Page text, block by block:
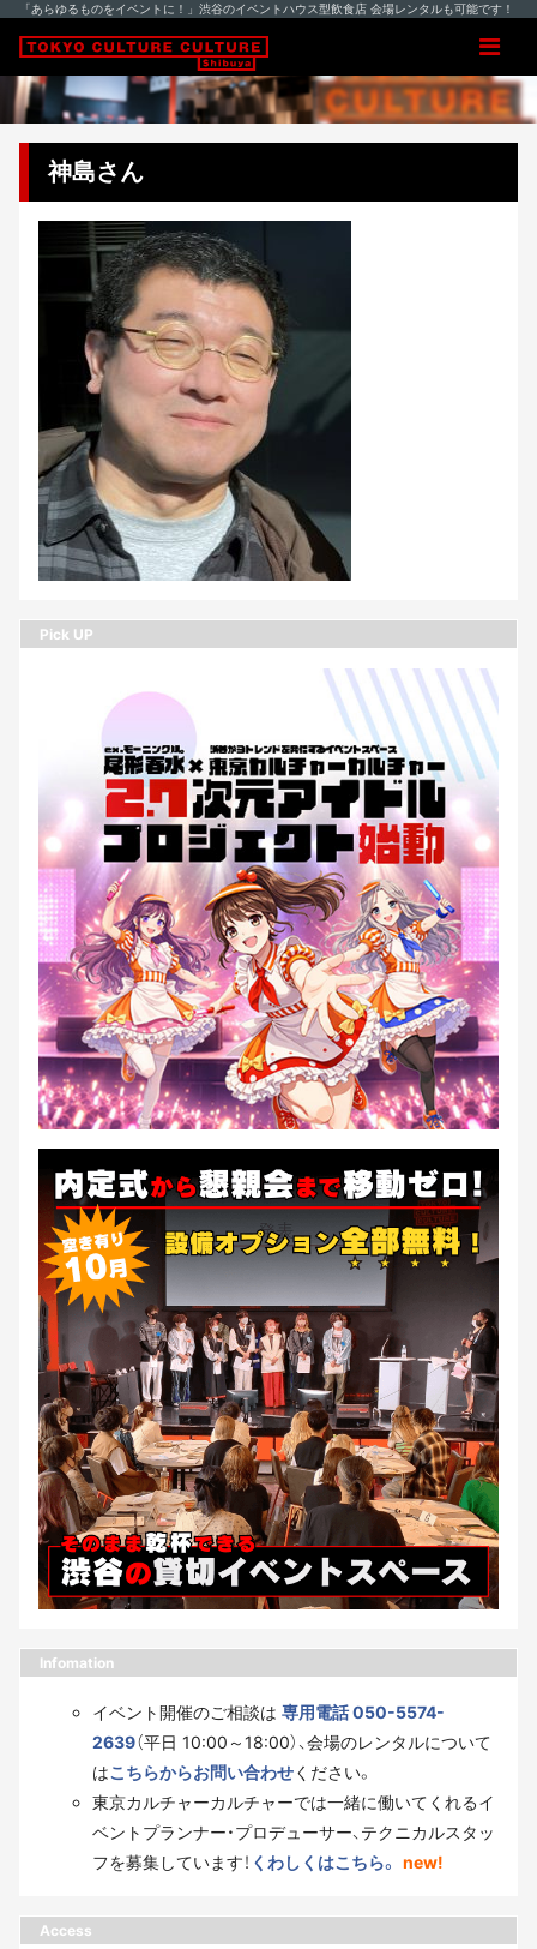
「あらゆるものをイベントに！」渋谷のイベントハウス型飲食店 会場レンタルも可能です！
神島さん
Pick UP
Infomation
イベント開催のご相談は 専用電話 050-5574-
2639（平日 10:00～18:00）、会場のレンタルについて
はこちらからお問い合わせください。
東京カルチャーカルチャーでは一緒に働いてくれるイ
ベントプランナー・プロデューサー、テクニカルスタッ
フを募集しています！ くわしくはこちら。 new!
Access